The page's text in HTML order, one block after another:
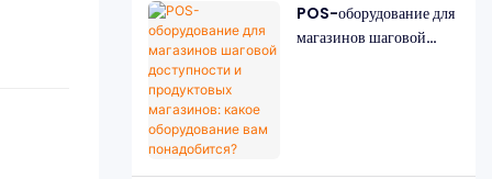
POS-оборудование для
магазинов шаговой